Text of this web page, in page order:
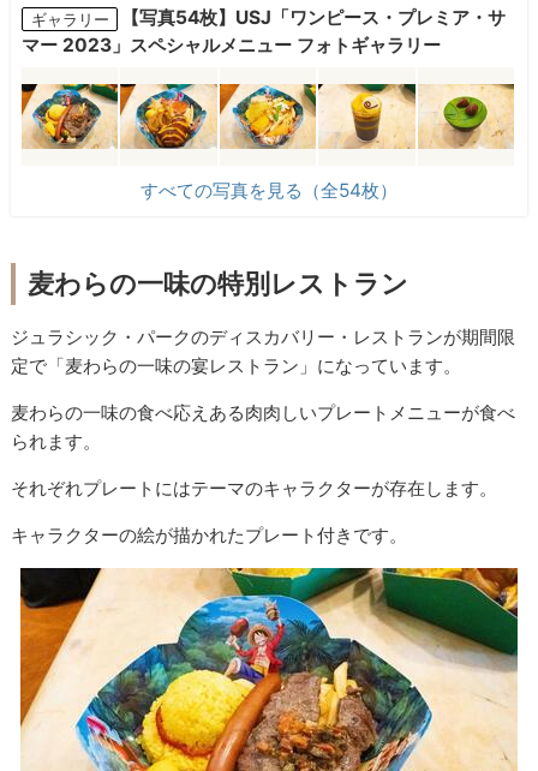
ギャラリー
【写真54枚】USJ「ワンピース・プレミア・サ
マー 2023」スペシャルメニュー フォトギャラリー
すべての写真を見る（全54枚）
麦わらの一味の特別レストラン
ジュラシック・パークのディスカバリー・レストランが期間限
定で「麦わらの一味の宴レストラン」になっています。
麦わらの一味の食べ応えある肉肉しいプレートメニューが食べ
られます。
それぞれプレートにはテーマのキャラクターが存在します。
キャラクターの絵が描かれたプレート付きです。